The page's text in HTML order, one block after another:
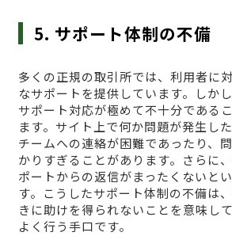
5. サポート体制の不備
多くの正規の取引所では、利用者に
なサポートを提供しています。しか
サポート対応が極めて不十分である
ます。サイト上で何か問題が発生し
チームへの連絡が困難であったり、
かりすぎることがあります。さらに
ポートからの返信がまったくないと
す。こうしたサポート体制の不備は
きに助けを得られないことを意味し
よく行う手口です。